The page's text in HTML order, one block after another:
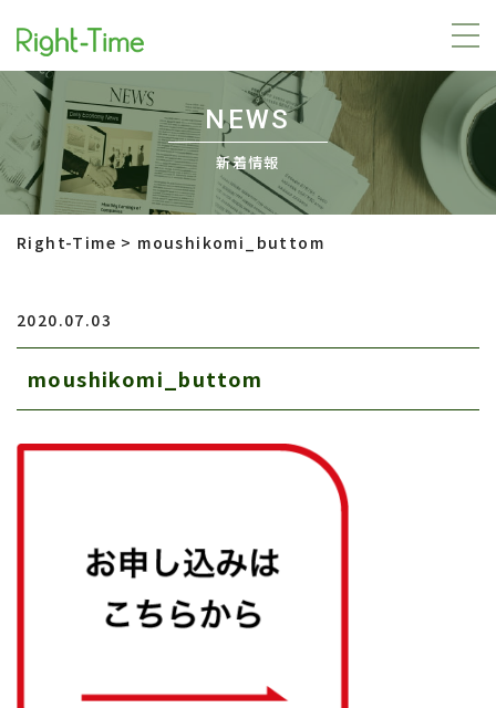
NEWS
新着情報
Right-Time > moushikomi_buttom
2020.07.03
moushikomi_buttom